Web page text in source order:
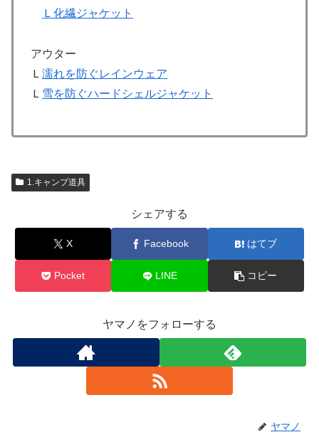
Ｌ化繊ジャケット
アウター
Ｌ 濡れを防ぐレインウェア
Ｌ 雪を防ぐハードシェルジャケット
1.キャンプ道具
シェアする
X Facebook はてブ
Pocket LINE コピー
ヤマノをフォローする
ヤマノ